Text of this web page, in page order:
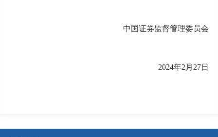
中国证券监督管理委员会
2024年2月27日